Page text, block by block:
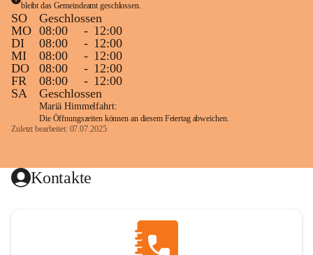
bleibt das Gemeindeamt geschlossen.
SO
Geschlossen
MO 08:00 - 12:00
DI
08:00 - 12:00
MI
08:00 - 12:00
DO
08:00 - 12:00
FR
08:00 - 12:00
SA
Geschlossen
Mariä Himmelfahrt:
Die Öffnungszeiten können an diesem Feiertag abweichen.
Zuletzt bearbeitet: 07.07.2025
Kontakte